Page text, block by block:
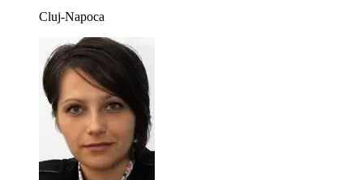
Cluj-Napoca